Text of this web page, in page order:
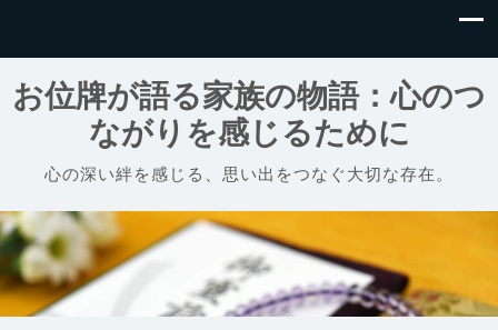
お位牌が語る家族の物語：心のつ
ながりを感じるために
心の深い絆を感じる、思い出をつなぐ大切な存在。